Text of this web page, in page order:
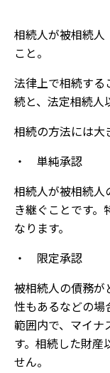
相続人が被相続人
こと。
法律上で相続する
続と、法定相続人
相続の方法には大
・ 単純承認
相続人が被相続人
き継ぐことです。
なります。
・ 限定承認
被相続人の債務が
性もあるなどの場
範囲内で、マイナ
す。相続した財産
せん。